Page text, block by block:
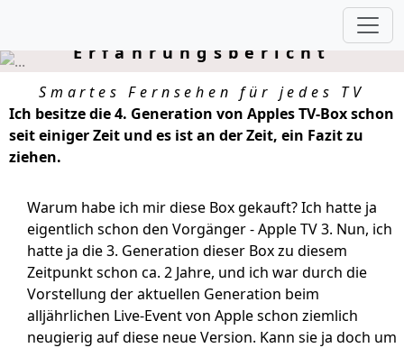
Erfahrungsbericht
Smartes Fernsehen für jedes TV
Ich besitze die 4. Generation von Apples TV-Box schon
seit einiger Zeit und es ist an der Zeit, ein Fazit zu
ziehen.
Warum habe ich mir diese Box gekauft? Ich hatte ja
eigentlich schon den Vorgänger - Apple TV 3. Nun, ich
hatte ja die 3. Generation dieser Box zu diesem
Zeitpunkt schon ca. 2 Jahre, und ich war durch die
Vorstellung der aktuellen Generation beim
alljährlichen Live-Event von Apple schon ziemlich
neugierig auf diese neue Version. Kann sie ja doch um